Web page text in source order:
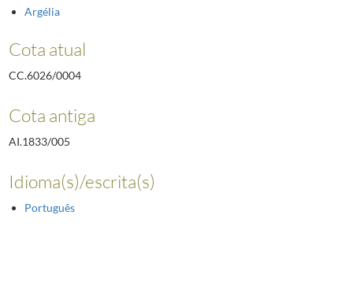
Argélia
Cota atual
CC.6026/0004
Cota antiga
AI.1833/005
Idioma(s)/escrita(s)
Português